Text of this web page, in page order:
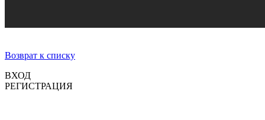
Возврат к списку
ВХОД
РЕГИСТРАЦИЯ